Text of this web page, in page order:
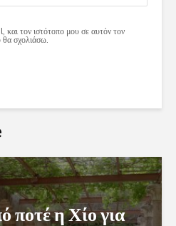
τον ιστότοπο μου σε αυτόν τον
θα σχολιάσω.
ποτέ η Χίο για